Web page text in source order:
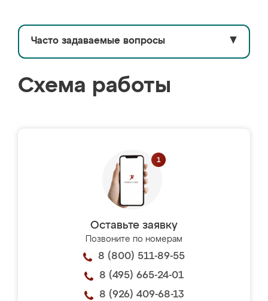
Часто задаваемые вопросы ▼
Схема работы
Оставьте заявку
Позвоните по номерам
8 (800) 511-89-55
8 (495) 665-24-01
8 (926) 409-68-13